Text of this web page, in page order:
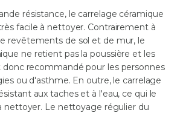
résistance, le carrelage céramique
facile à nettoyer. Contrairement à
revêtements de sol et de mur, le
ne retient pas la poussière et les
donc recommandé pour les personnes
ou d'asthme. En outre, le carrelage
aux taches et à l'eau, ce qui le
nettoyer. Le nettoyage régulier du